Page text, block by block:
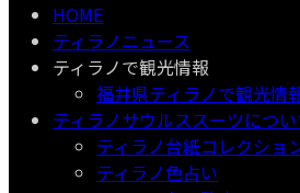
HOME
ティラノニュース
ティラノで観光情報
福井県ティラノで観光情
ティラノサウルススーツについ
ティラノ台紙コレクショ
ティラノ色占い